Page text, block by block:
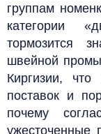
группам
категории
тормозится
швейной
Киргизии,
поставок и
почему
ужесточенные